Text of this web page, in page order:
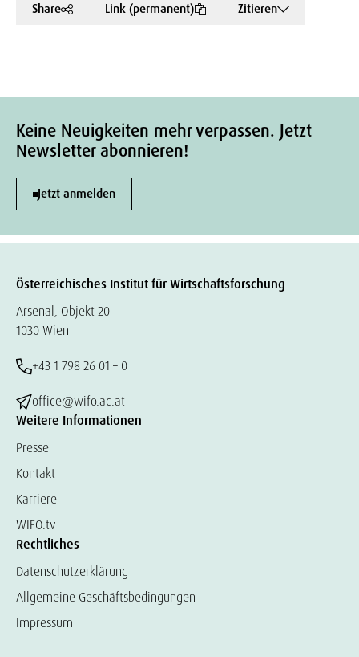
Share Link (permanent) Zitieren
Keine Neuigkeiten mehr verpassen. Jetzt
Newsletter abonnieren!
Jetzt anmelden
Österreichisches Institut für Wirtschaftsforschung
Arsenal, Objekt 20
1030 Wien
+43 1 798 26 01 – 0
office@wifo.ac.at
Weitere Informationen
Presse
Kontakt
Karriere
WIFO.tv
Rechtliches
Datenschutzerklärung
Allgemeine Geschäftsbedingungen
Impressum